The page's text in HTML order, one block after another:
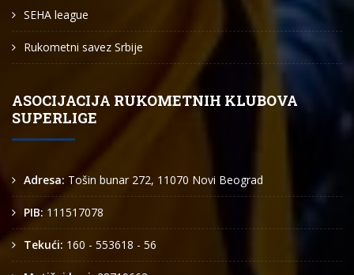
SEHA league
Rukometni savez Srbije
ASOCIJACIJA RUKOMETNIH KLUBOVA
SUPERLIGE
Adresa: Tošin bunar 272, 11070 Novi Beograd
PIB: 111517078
Tekući: 160 - 553618 - 56